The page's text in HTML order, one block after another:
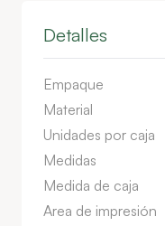
Detalles
Empaque
Material
Unidades por caja
Medidas
Medida de caja
Area de impresión